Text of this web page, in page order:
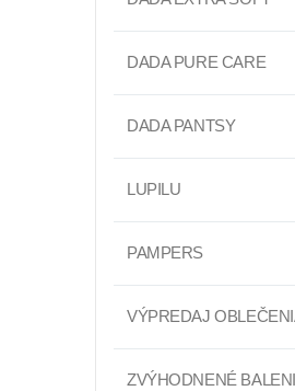
DADA PURE CARE
DADA PANTSY
LUPILU
PAMPERS
VÝPREDAJ
ZVÝHODNENÉ